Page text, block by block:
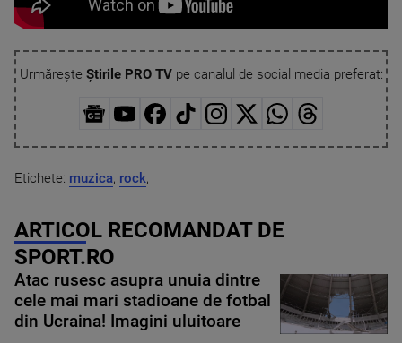
Urmărește Știrile PRO TVpe canalul de social media preferat:
Etichete: muzica, rock,
ARTICOL RECOMANDAT DE
SPORT.RO
Atac rusesc asupra unuia dintre
cele mai mari stadioane de fotbal
din Ucraina! Imagini uluitoare